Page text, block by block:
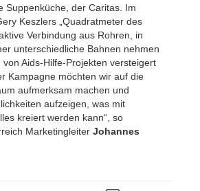
Suppenküche, der Caritas. Im
Keszlers „Quadratmeter des
Verbindung aus Rohren, in
unterschiedliche Bahnen nehmen
Aids-Hilfe-Projekten versteigert
Kampagne möchten wir auf die
aufmerksam machen und
aufzeigen, was mit
kreiert werden kann“, so
Marketingleiter Johannes